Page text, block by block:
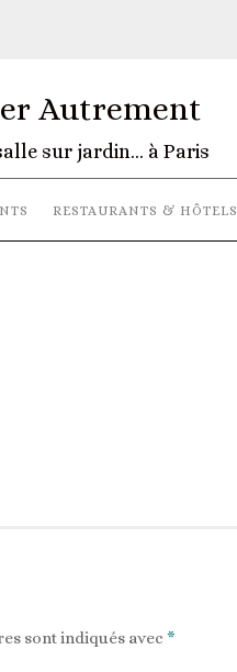
Autrement
sur jardin… à Paris
RESTAURANTS & HÔTELS
sont indiqués avec *